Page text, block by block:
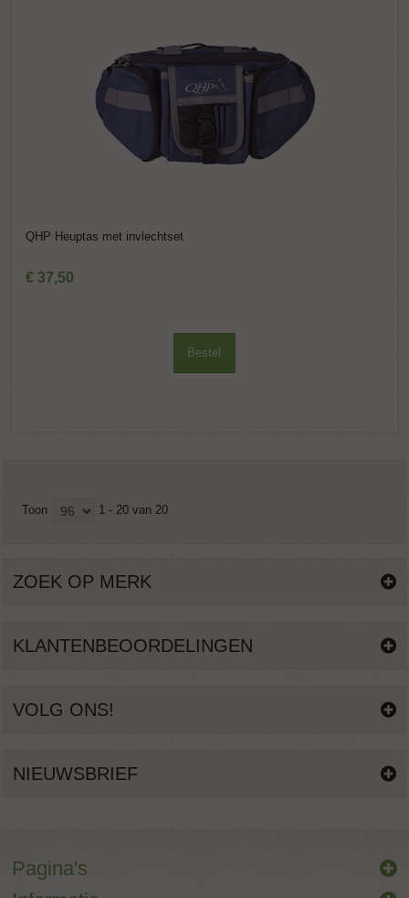
QHP Heuptas met invlechtset
€ 37,50
Bestel
Toon 1 - 20 van 20
ZOEK OP MERK
KLANTENBEOORDELINGEN
VOLG ONS!
NIEUWSBRIEF
Pagina's